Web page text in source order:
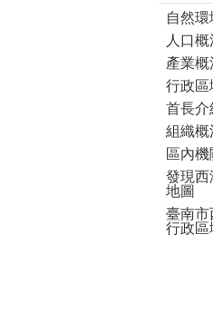
自然環
人口概
產業概
行政區
首長介
組織概
區內
發現西
地圖
臺南市
行政區